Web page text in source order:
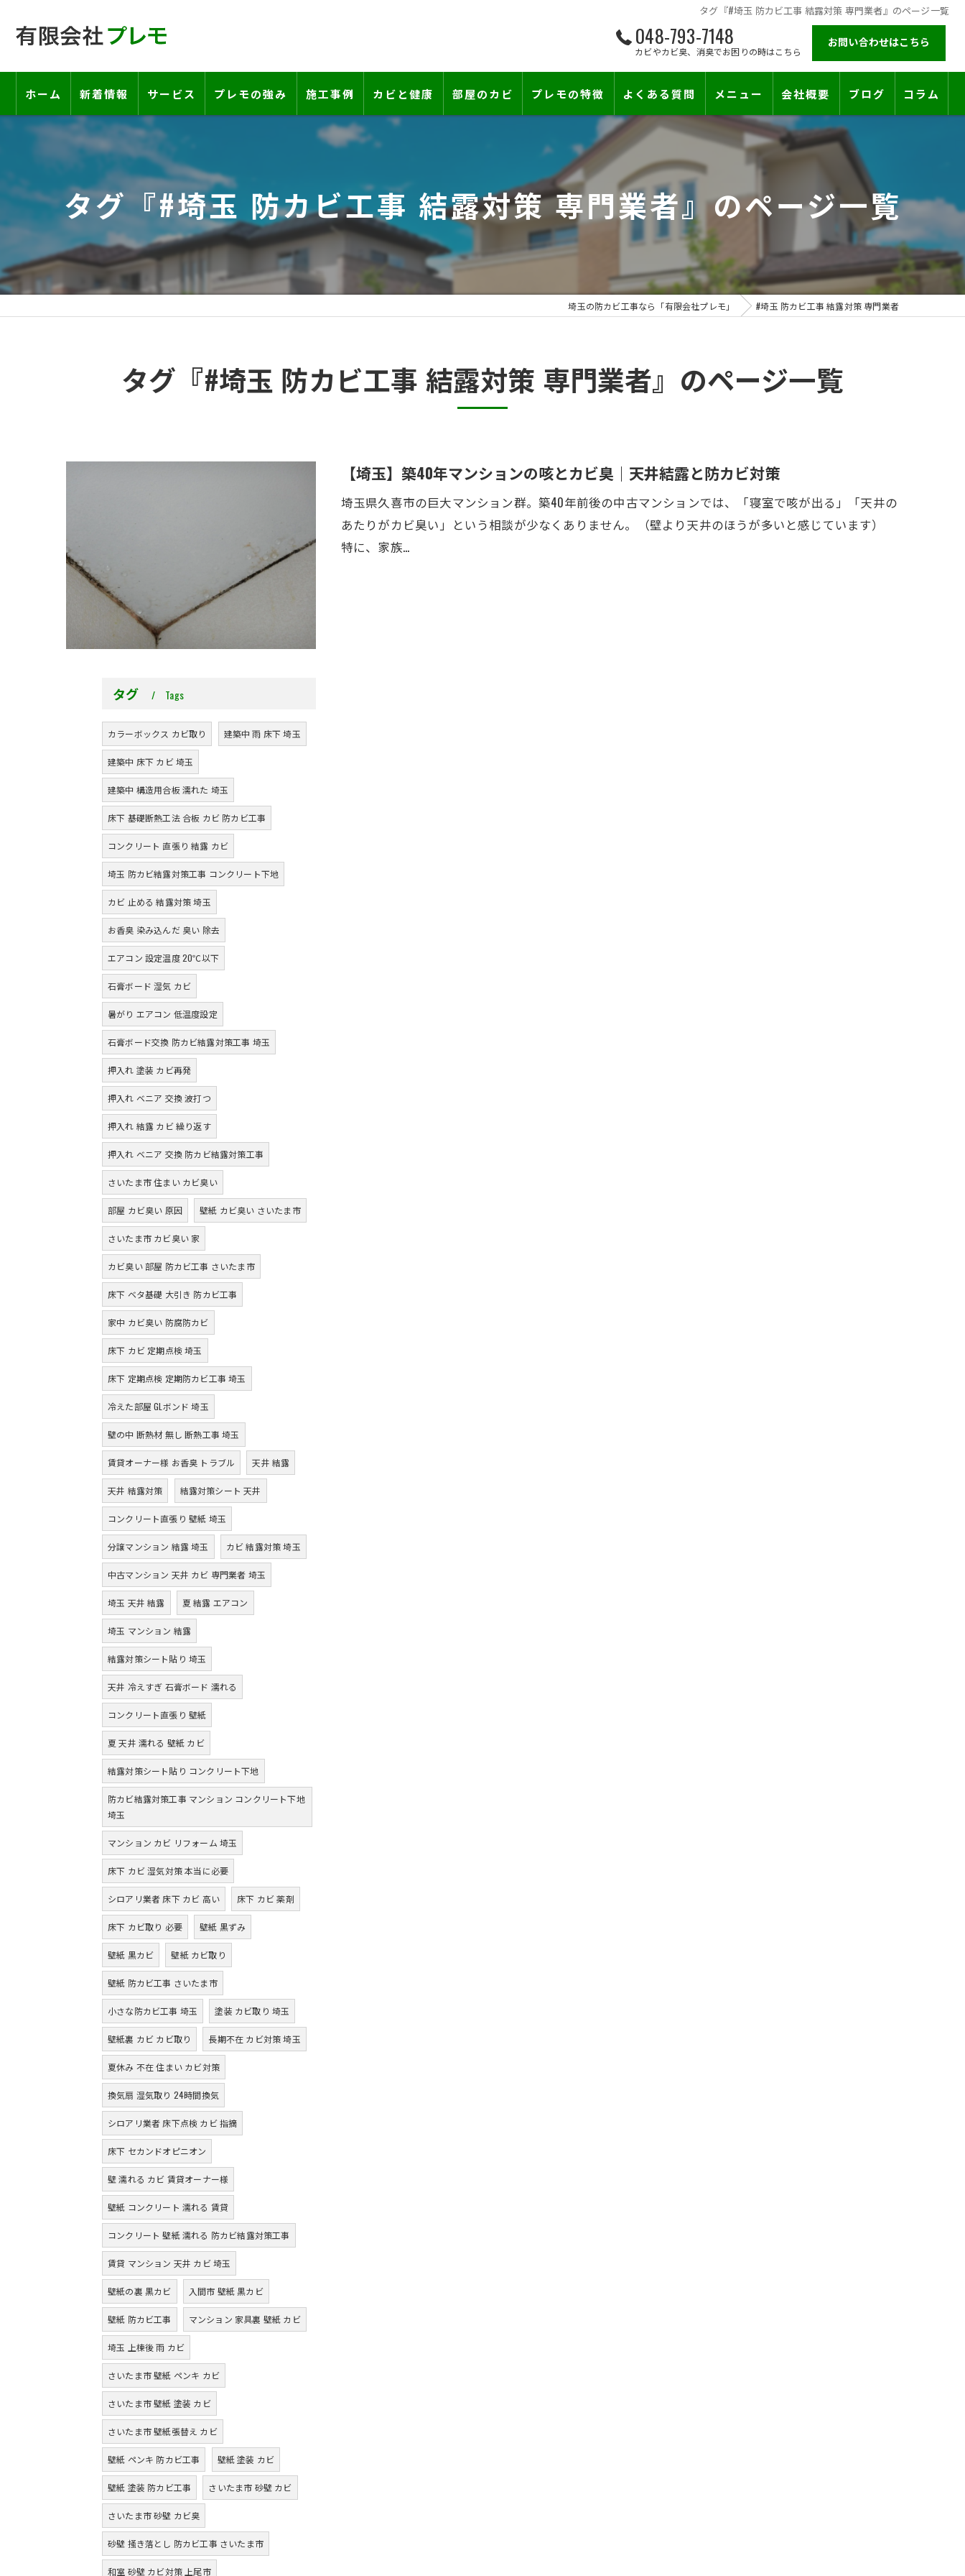
タグ『#埼玉 防カビ工事 結露対策 専門業者』のページ一覧
048-793-7148
カビやカビ臭、消臭でお困りの時はこちら
お問い合わせはこちら
ホーム 新着情報 サービス
工事の流れ―契約書・保証書について―
お客様の声
プレモの強み 施工事例 カビと健康 部屋のカビ
壁紙下地防カビ工事
壁紙カビ・壁紙下地のカビ
カビと結露対策
カビ臭い部屋
砂壁・珪藻土のカビ
プレモの特徴
床下のカビ
建築中のカビ
漏水事故のカビ
雨漏りによるカビ
コンクリートのカビ
部屋の除菌消臭
よくある質問 メニュー 会社概要
施工対応エリア
ブログ コラム
タグ『#埼玉 防カビ工事 結露対策 専門業者』のページ一覧
埼玉の防カビ工事なら「有限会社プレモ」 #埼玉 防カビ工事 結露対策 専門業者
タグ『#埼玉 防カビ工事 結露対策 専門業者』のページ一覧
【埼玉】築40年マンションの咳とカビ臭｜天井結露と防カビ対策
埼玉県久喜市の巨大マンション群。築40年前後の中古マンションでは、「寝室で咳が出る」「天井の
あたりがカビ臭い」という相談が少なくありません。（壁より天井のほうが多いと感じています）
特に、家族…
タグ Tags
カラーボックス カビ取り 建築中 雨 床下 埼玉
建築中 床下 カビ 埼玉
建築中 構造用合板 濡れた 埼玉
床下 基礎断熱工法 合板 カビ 防カビ工事
コンクリート 直張り 結露 カビ
埼玉 防カビ結露対策工事 コンクリート下地
カビ 止める 結露対策 埼玉
お香臭 染み込んだ 臭い 除去
エアコン 設定温度 20℃以下
石膏ボード 湿気 カビ
暑がり エアコン 低温度設定
石膏ボード交換 防カビ結露対策工事 埼玉
押入れ 塗装 カビ再発
押入れ ベニア 交換 波打つ
押入れ 結露 カビ 繰り返す
押入れ ベニア 交換 防カビ結露対策工事
さいたま市 住まい カビ臭い
部屋 カビ臭い 原因 壁紙 カビ臭い さいたま市
さいたま市 カビ臭い 家
カビ臭い 部屋 防カビ工事 さいたま市
床下 ベタ基礎 大引き 防カビ工事
家中 カビ臭い 防腐防カビ
床下 カビ 定期点検 埼玉
床下 定期点検 定期防カビ工事 埼玉
冷えた部屋 GLボンド 埼玉
壁の中 断熱材 無し 断熱工事 埼玉
賃貸オーナー様 お香臭 トラブル 天井 結露
天井 結露対策 結露対策シート 天井
コンクリート直張り 壁紙 埼玉
分譲マンション 結露 埼玉 カビ 結露対策 埼玉
中古マンション 天井 カビ 専門業者 埼玉
埼玉 天井 結露 夏 結露 エアコン
埼玉 マンション 結露
結露対策シート貼り 埼玉
天井 冷えすぎ 石膏ボード 濡れる
コンクリート直張り 壁紙
夏 天井 濡れる 壁紙 カビ
結露対策シート貼り コンクリート下地
防カビ結露対策工事 マンション コンクリート下地
埼玉
マンション カビ リフォーム 埼玉
床下 カビ 湿気対策 本当に必要
シロアリ業者 床下 カビ 高い 床下 カビ 薬剤
床下 カビ取り 必要 壁紙 黒ずみ
壁紙 黒カビ 壁紙 カビ取り
壁紙 防カビ工事 さいたま市
小さな防カビ工事 埼玉 塗装 カビ取り 埼玉
壁紙裏 カビ カビ取り 長期不在 カビ対策 埼玉
夏休み 不在 住まい カビ対策
換気扇 湿気取り 24時間換気
シロアリ業者 床下点検 カビ 指摘
床下 セカンドオピニオン
壁 濡れる カビ 賃貸オーナー様
壁紙 コンクリート 濡れる 賃貸
コンクリート 壁紙 濡れる 防カビ結露対策工事
賃貸 マンション 天井 カビ 埼玉
壁紙の裏 黒カビ 入間市 壁紙 黒カビ
壁紙 防カビ工事 マンション 家具裏 壁紙 カビ
埼玉 上棟後 雨 カビ
さいたま市 壁紙 ペンキ カビ
さいたま市 壁紙 塗装 カビ
さいたま市 壁紙張替え カビ
壁紙 ペンキ 防カビ工事 壁紙 塗装 カビ
壁紙 塗装 防カビ工事 さいたま市 砂壁 カビ
さいたま市 砂壁 カビ臭
砂壁 掻き落とし 防カビ工事 さいたま市
和室 砂壁 カビ対策 上尾市